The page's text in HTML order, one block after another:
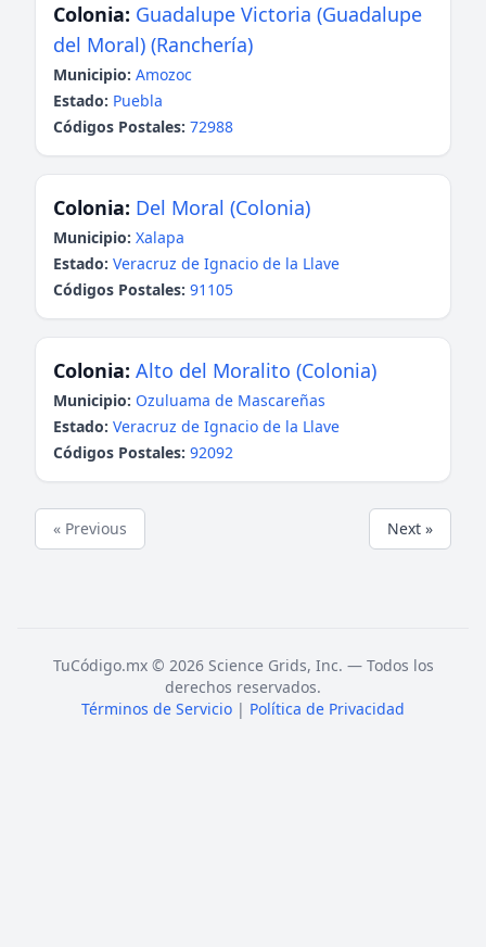
Colonia: Guadalupe Victoria (Guadalupe
del Moral) (Ranchería)
Municipio: Amozoc
Estado: Puebla
Códigos Postales: 72988
Colonia: Del Moral (Colonia)
Municipio: Xalapa
Estado: Veracruz de Ignacio de la Llave
Códigos Postales: 91105
Colonia: Alto del Moralito (Colonia)
Municipio: Ozuluama de Mascareñas
Estado: Veracruz de Ignacio de la Llave
Códigos Postales: 92092
« Previous Next »
TuCódigo.mx © 2026 Science Grids, Inc. — Todos los
derechos reservados.
Términos de Servicio | Política de Privacidad